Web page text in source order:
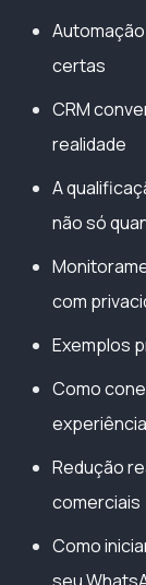
certas
CRM
realidade
A
não só
com
Exemplos
Como
Redução
comerciais
Como
seu